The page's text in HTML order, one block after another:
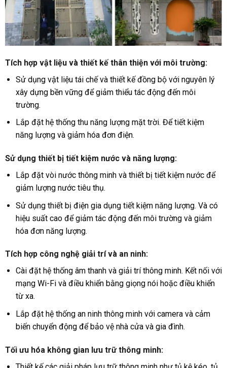
Tích hợp vật liệu và thiết kế thân thiện với môi trường:
Sử dụng vật liệu tái chế và thiết kế đồng bộ với nguyên lý
xây dựng bền vững để giảm thiểu tác động đến môi
trường.
Lắp đặt hệ thống thu năng lượng mặt trời. Để tiết kiệm
năng lượng và giảm hóa đơn điện.
Sử dụng thiết bị tiết kiệm nước và năng lượng:
Lắp đặt vòi nước thông minh và thiết bị tiết kiệm nước để
giảm lượng nước tiêu thụ.
Sử dụng thiết bị điện gia dụng tiết kiệm năng lượng. Và có
hiệu suất cao để giảm tác động đến môi trường và giảm
hóa đơn năng lượng.
Tích hợp công nghệ giải trí và an ninh:
Cài đặt hệ thống âm thanh và giải trí thông minh. Kết nối với
mạng Wi-Fi và điều khiển bằng giọng nói hoặc điều khiển
từ xa.
Lắp đặt hệ thống an ninh thông minh với camera và cảm
biến chuyển động để bảo vệ nhà cửa và gia đình.
Tối ưu hóa không gian lưu trữ thông minh: